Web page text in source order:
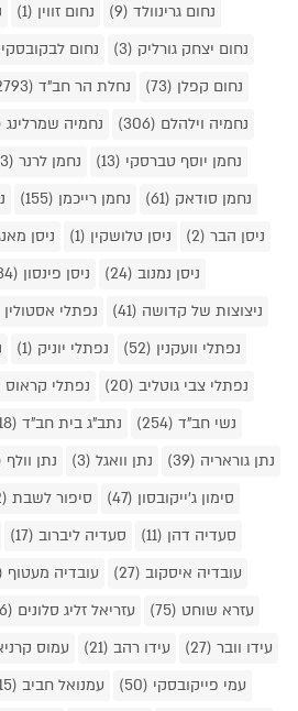
נחום גרינוולד (9)
נחום זווין (1)
נחום יצחק גורליק (3)
נחום לבקובסקי
נחום קפלן (73)
נחלת הר חב"ד (2793)
נחמיה וילהלם (306)
נחמיה שמרלינג
נחמן יוסף טברסקי (13)
נחמן לרנר (3)
נחמן סודאק (61)
נחמן רייכמן (155)
ניסן הבר (2)
ניסן טלושקין (1) ניסן
ניסן נמנוב (24)
ניסן פינסון (34)
ניצוצות של קדושה (41)
נפתלי אסטולין
נפתלי וועקנין (52)
נפתלי יוניק (1)
נפתלי צבי גוטליב (20)
נפתלי קראוס
נשי חב"ד (254)
נתב"ג בית חב"ד (18)
נתן גוראריה (39)
נתן וואגל (3) נתן וולף
סימון ג'ייקובסון (47)
סיפור לשבת (132)
סעדיה דהן (11)
סעדיה ליברוב (17)
עובדיה איסקוב (27)
עובדיה מעטוף
עזרא שוחט (75)
עזריאל זליג סלונים (6)
עידו וובר (27)
עידו רהב (21) עמוס
עמי פייקובסקי (50)
עמנואל חביב (15)